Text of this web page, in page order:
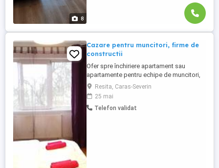
8
Cazare pentru muncitori, firme de
constructii
Ofer spre închiriere apartament sau
apartamente pentru echipe de muncitori,
capacitate apartament de la 2 la 6
persoane, putem oferi până la 20 de
locuri, la cerere se poate oferi mai multe
locuri. Apartamentele dispun de bai,
Resita, Caras-Severin
25 mai
Telefon validat